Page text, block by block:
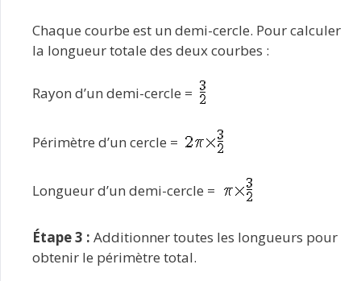
Chaque courbe est un demi-cercle. Pour calculer
la longueur totale des deux courbes :
Rayon d’un demi-cercle =
Périmètre d’un cercle =
Longueur d’un demi-cercle =
Étape 3 : Additionner toutes les longueurs pour
obtenir le périmètre total.